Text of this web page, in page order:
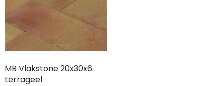
MB Vlakstone 20x30x6
terrageel